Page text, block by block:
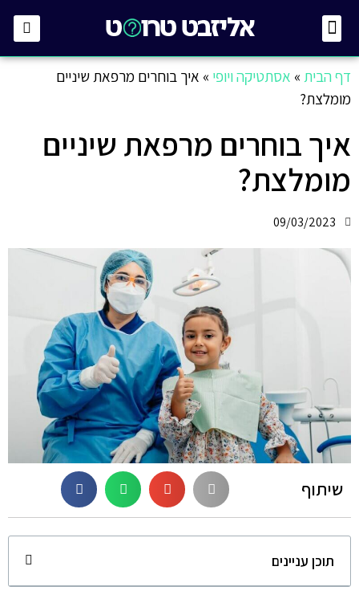
דף הבית » אסתטיקה ויופי » איך בוחרים מרפאת שיניים
מומלצת?
איך בוחרים מרפאת שיניים
מומלצת?
09/03/2023
שיתוף
תוכן עניינים